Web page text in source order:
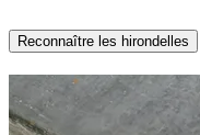
Reconnaître les hirondelles